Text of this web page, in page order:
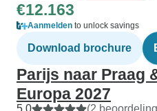
€12.163
Aanmelden to unlock savings
Download brochure
Parijs naar Praag
Europa 2027
5,0 (2